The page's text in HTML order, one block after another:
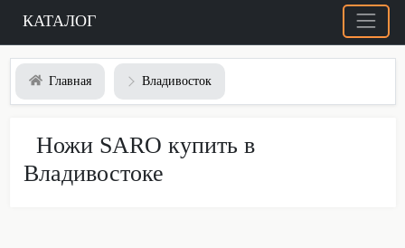
КАТАЛОГ
Главная Владивосток
Ножи SARO купить в
Владивостоке